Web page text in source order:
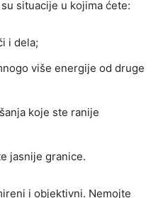
situacije u kojima ćete:
i dela;
više energije od druge
koje ste ranije
jasnije granice.
i objektivni. Nemojte